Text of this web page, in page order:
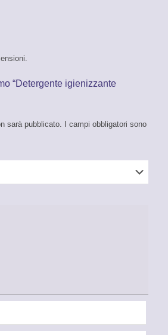
“Detergente igienizzante
sarà pubblicato.
I campi obbligatori sono